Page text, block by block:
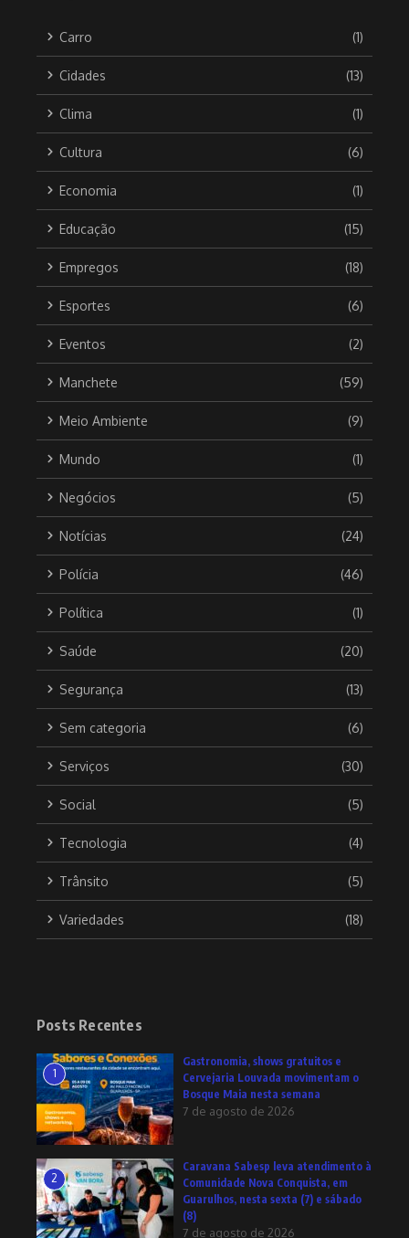
Carro (1)
Cidades (13)
Clima (1)
Cultura (6)
Economia (1)
Educação (15)
Empregos (18)
Esportes (6)
Eventos (2)
Manchete (59)
Meio Ambiente (9)
Mundo (1)
Negócios (5)
Notícias (24)
Polícia (46)
Política (1)
Saúde (20)
Segurança (13)
Sem categoria (6)
Serviços (30)
Social (5)
Tecnologia (4)
Trânsito (5)
Variedades (18)
Posts Recentes
1
Gastronomia, shows gratuitos e
Cervejaria Louvada movimentam o
Bosque Maia nesta semana
7 de agosto de 2026
2
Caravana Sabesp leva atendimento à
Comunidade Nova Conquista, em
Guarulhos, nesta sexta (7) e sábado
(8)
7 de agosto de 2026